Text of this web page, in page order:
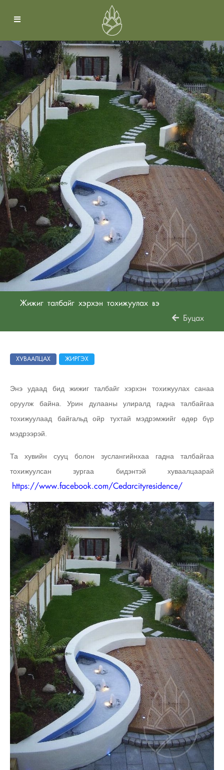
Жижиг талбайг хэрхэн тохижуулах вэ
Буцах
ХУВААЛЦАХ ЖИРГЭХ
Энэ удаад бид жижиг талбайг хэрхэн тохижуулах санаа
оруулж байна. Урин дулааны улиралд гадна талбайгаа
тохижуулаад байгальд ойр тухтай мэдрэмжийг өдөр бүр
мэдрээрэй.
Та хувийн сууц болон зуслангийнхаа гадна талбайгаа
тохижуулсан зургаа бидэнтэй хуваалцаарай
https://www.facebook.com/Cedarcityresidence/